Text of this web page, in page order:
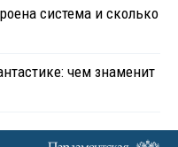
система и сколько
чем знаменит